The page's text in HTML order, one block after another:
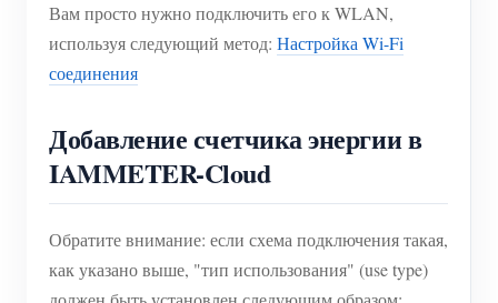
Вам просто нужно подключить его к WLAN,
используя следующий метод: Настройка Wi-Fi
соединения
Добавление счетчика энергии в
IAMMETER-Cloud
Обратите внимание: если схема подключения такая,
как указано выше, "тип использования" (use type)